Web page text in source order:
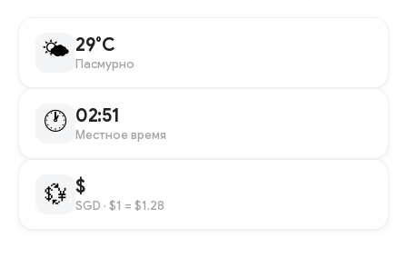
🌤 29°C
Пасмурно
🕐 02:51
Местное время
💱 $
SGD · $1 = $1.28